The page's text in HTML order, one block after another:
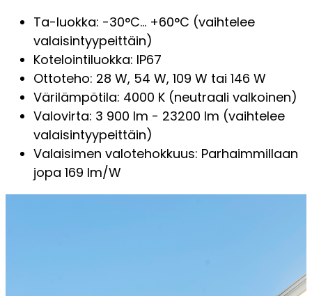
Ta-luokka: -30°C... +60°C (vaihtelee
valaisintyypeittäin)
Kotelointiluokka: IP67
Ottoteho: 28 W, 54 W, 109 W tai 146 W
Värilämpötila: 4000 K (neutraali valkoinen)
Valovirta: 3 900 lm - 23200 lm (vaihtelee
valaisintyypeittäin)
Valaisimen valotehokkuus: Parhaimmillaan
jopa 169 lm/W